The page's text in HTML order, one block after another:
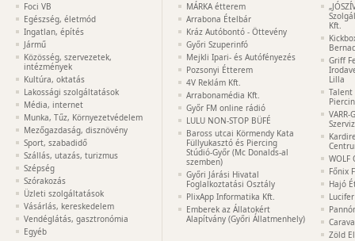
Foci VB
Egészség, életmód
Ingatlan, építés
Jármű
Közösség, szervezetek,
intézmények
Kultúra, oktatás
Lakossági szolgáltatások
Média, internet
Munka, Tűz, Környezetvédelem
Mezőgazdaság, disznövény
Sport, szabadidő
Szállás, utazás, turizmus
Szépség
Szórakozás
Üzleti szolgáltatások
Vásárlás, kereskedelem
Vendéglátás, gasztronómia
Egyéb
MÁRKA étterem
Arrabona Ételbár
Kráz Autóbontó - Öttevény
Győri Szuperinfó
Mejkli Ipari- és Autófényezés
Pozsonyi Étterem
4V Reklám Kft.
Arrabonamédia Kft.
Győr FM online rádió
LULU NON-STOP BÜFÉ
Baross utcai Körmendy Kata
Füllyukasztó és Piercing
Stúdió-Győr (Mc Donalds-al
szemben)
Győri Járási Hivatal
Foglalkoztatási Osztály
PlixApp Informatika Kft.
Emberek az Állatokért
Alapítvány (Győri Állatmenhely)
Kft.
Griff
Lilla
Talent
WOLF
Főnix
Hajó
Zöld